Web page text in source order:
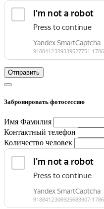
Отправить
Забронировать фотосессию
Имя Фамилия
Контактный телефон
Количество человек